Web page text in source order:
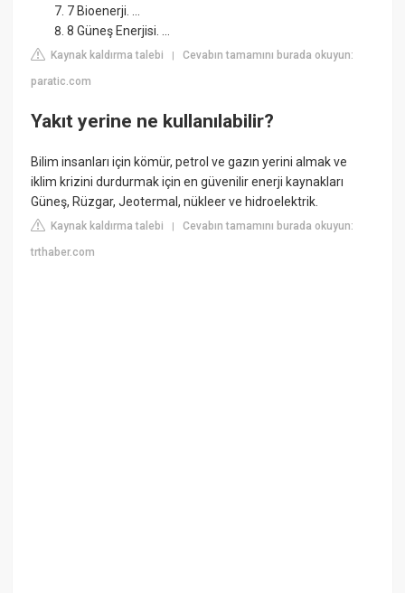
7 Bioenerji. ...
8 Güneş Enerjisi. ...
Kaynak kaldırma talebi |Cevabın tamamını burada okuyun:
paratic.com
Yakıt yerine ne kullanılabilir?
Bilim insanları için kömür, petrol ve gazın yerini almak ve
iklim krizini durdurmak için en güvenilir enerji kaynakları
Güneş, Rüzgar, Jeotermal, nükleer ve hidroelektrik.
Kaynak kaldırma talebi |Cevabın tamamını burada okuyun:
trthaber.com